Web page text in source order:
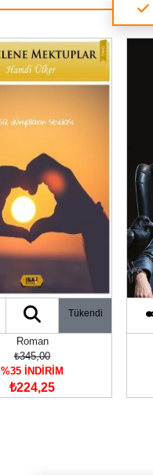
Tükendi
Roman
₺345,00
%35 İNDİRİM
₺224,25